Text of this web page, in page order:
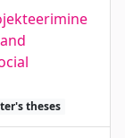
theses